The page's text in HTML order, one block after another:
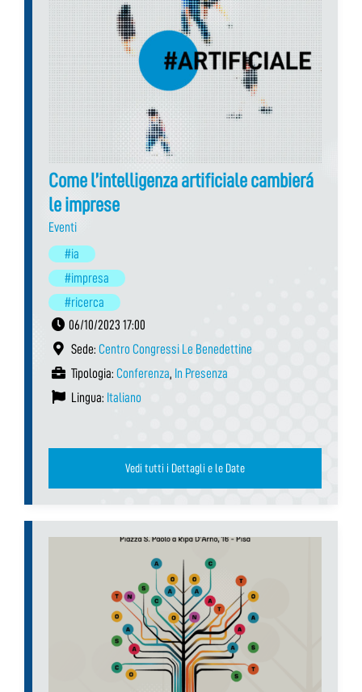
Come l’intelligenza artificiale cambierá
le imprese
Eventi
#ia
#impresa
#ricerca
06/10/2023 17:00
Sede: Centro Congressi Le Benedettine
Tipologia: Conferenza, In Presenza
Lingua: Italiano
Vedi tutti i Dettagli e le Date